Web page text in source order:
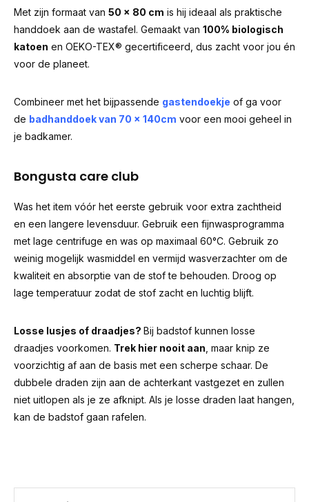
Met zijn formaat van 50 x 80 cm is hij ideaal als praktische
handdoek aan de wastafel. Gemaakt van 100% biologisch
katoen en OEKO-TEX® gecertificeerd, dus zacht voor jou én
voor de planeet.
Combineer met het bijpassende gastendoekje of ga voor
de badhanddoek van 70 × 140cm voor een mooi geheel in
je badkamer.
Bongusta care club
Was het item vóór het eerste gebruik voor extra zachtheid
en een langere levensduur. Gebruik een fijnwasprogramma
met lage centrifuge en was op maximaal 60°C. Gebruik zo
weinig mogelijk wasmiddel en vermijd wasverzachter om de
kwaliteit en absorptie van de stof te behouden. Droog op
lage temperatuur zodat de stof zacht en luchtig blijft.
Losse lusjes of draadjes? Bij badstof kunnen losse
draadjes voorkomen. Trek hier nooit aan , maar knip ze
voorzichtig af aan de basis met een scherpe schaar. De
dubbele draden zijn aan de achterkant vastgezet en zullen
niet uitlopen als je ze afknipt. Als je losse draden laat hangen,
kan de badstof gaan rafelen.